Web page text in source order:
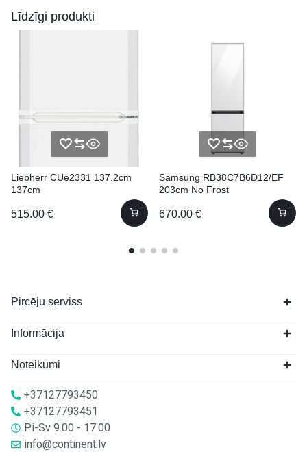
Līdzīgi produkti
Liebherr CUe2331 137.2cm
137cm
515.00 €
Samsung RB38C7B6D12/EF
203cm No Frost
670.00 €
Pircēju serviss
Informācija
Noteikumi
+37127793450
+37127793451
Pi-Sv 9.00 - 17.00
info@continent.lv